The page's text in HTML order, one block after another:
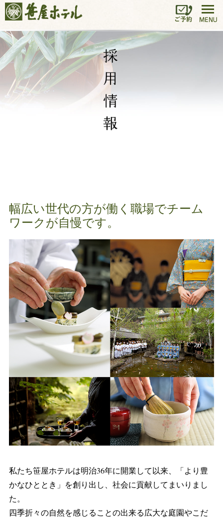
幅広い世代の方が働く職場でチーム
ワークが自慢です。
私たち笹屋ホテルは明治36年に開業して以来、「より豊
かなひととき」を創り出し、社会に貢献してまいりまし
た。
四季折々の自然を感じることの出来る広大な庭園やこだ